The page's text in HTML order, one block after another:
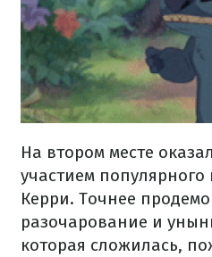
На втором месте
участием
Керри. Точнее
разочарование и
которая сложилась,